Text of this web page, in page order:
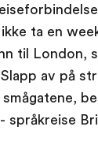
ta en
til London,
av på
språkreise